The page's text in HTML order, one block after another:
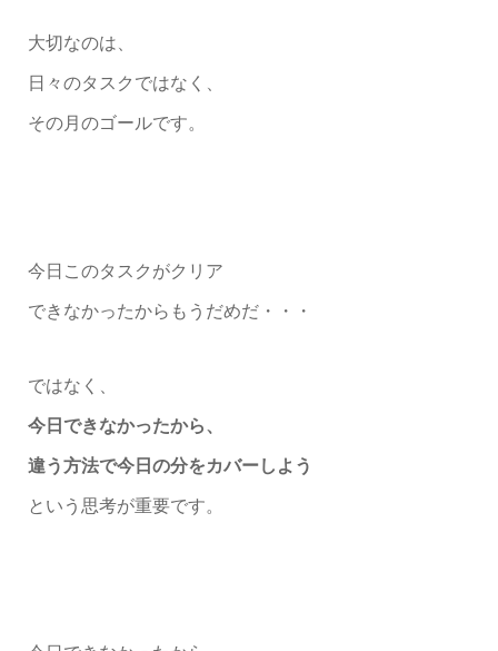
大切なのは、
日々のタスクではなく、
その月のゴールです。
今日このタスクがクリア
できなかったからもうだめだ・・・
ではなく、
今日できなかったから、
違う方法で今日の分をカバーしよう
という思考が重要です。